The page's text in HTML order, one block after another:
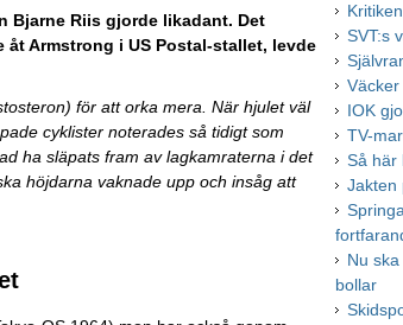
Bjarne Riis gjorde likadant. Det
Armstrong i US Postal-stallet, levde
för att orka mera. När hjulet väl
cyklister noterades så tidigt som
ha släpats fram av lagkamraterna i det
höjdarna vaknade upp och insåg att
SVT:s
IOK
TV-
Så här
Jakten
Nu
bollar